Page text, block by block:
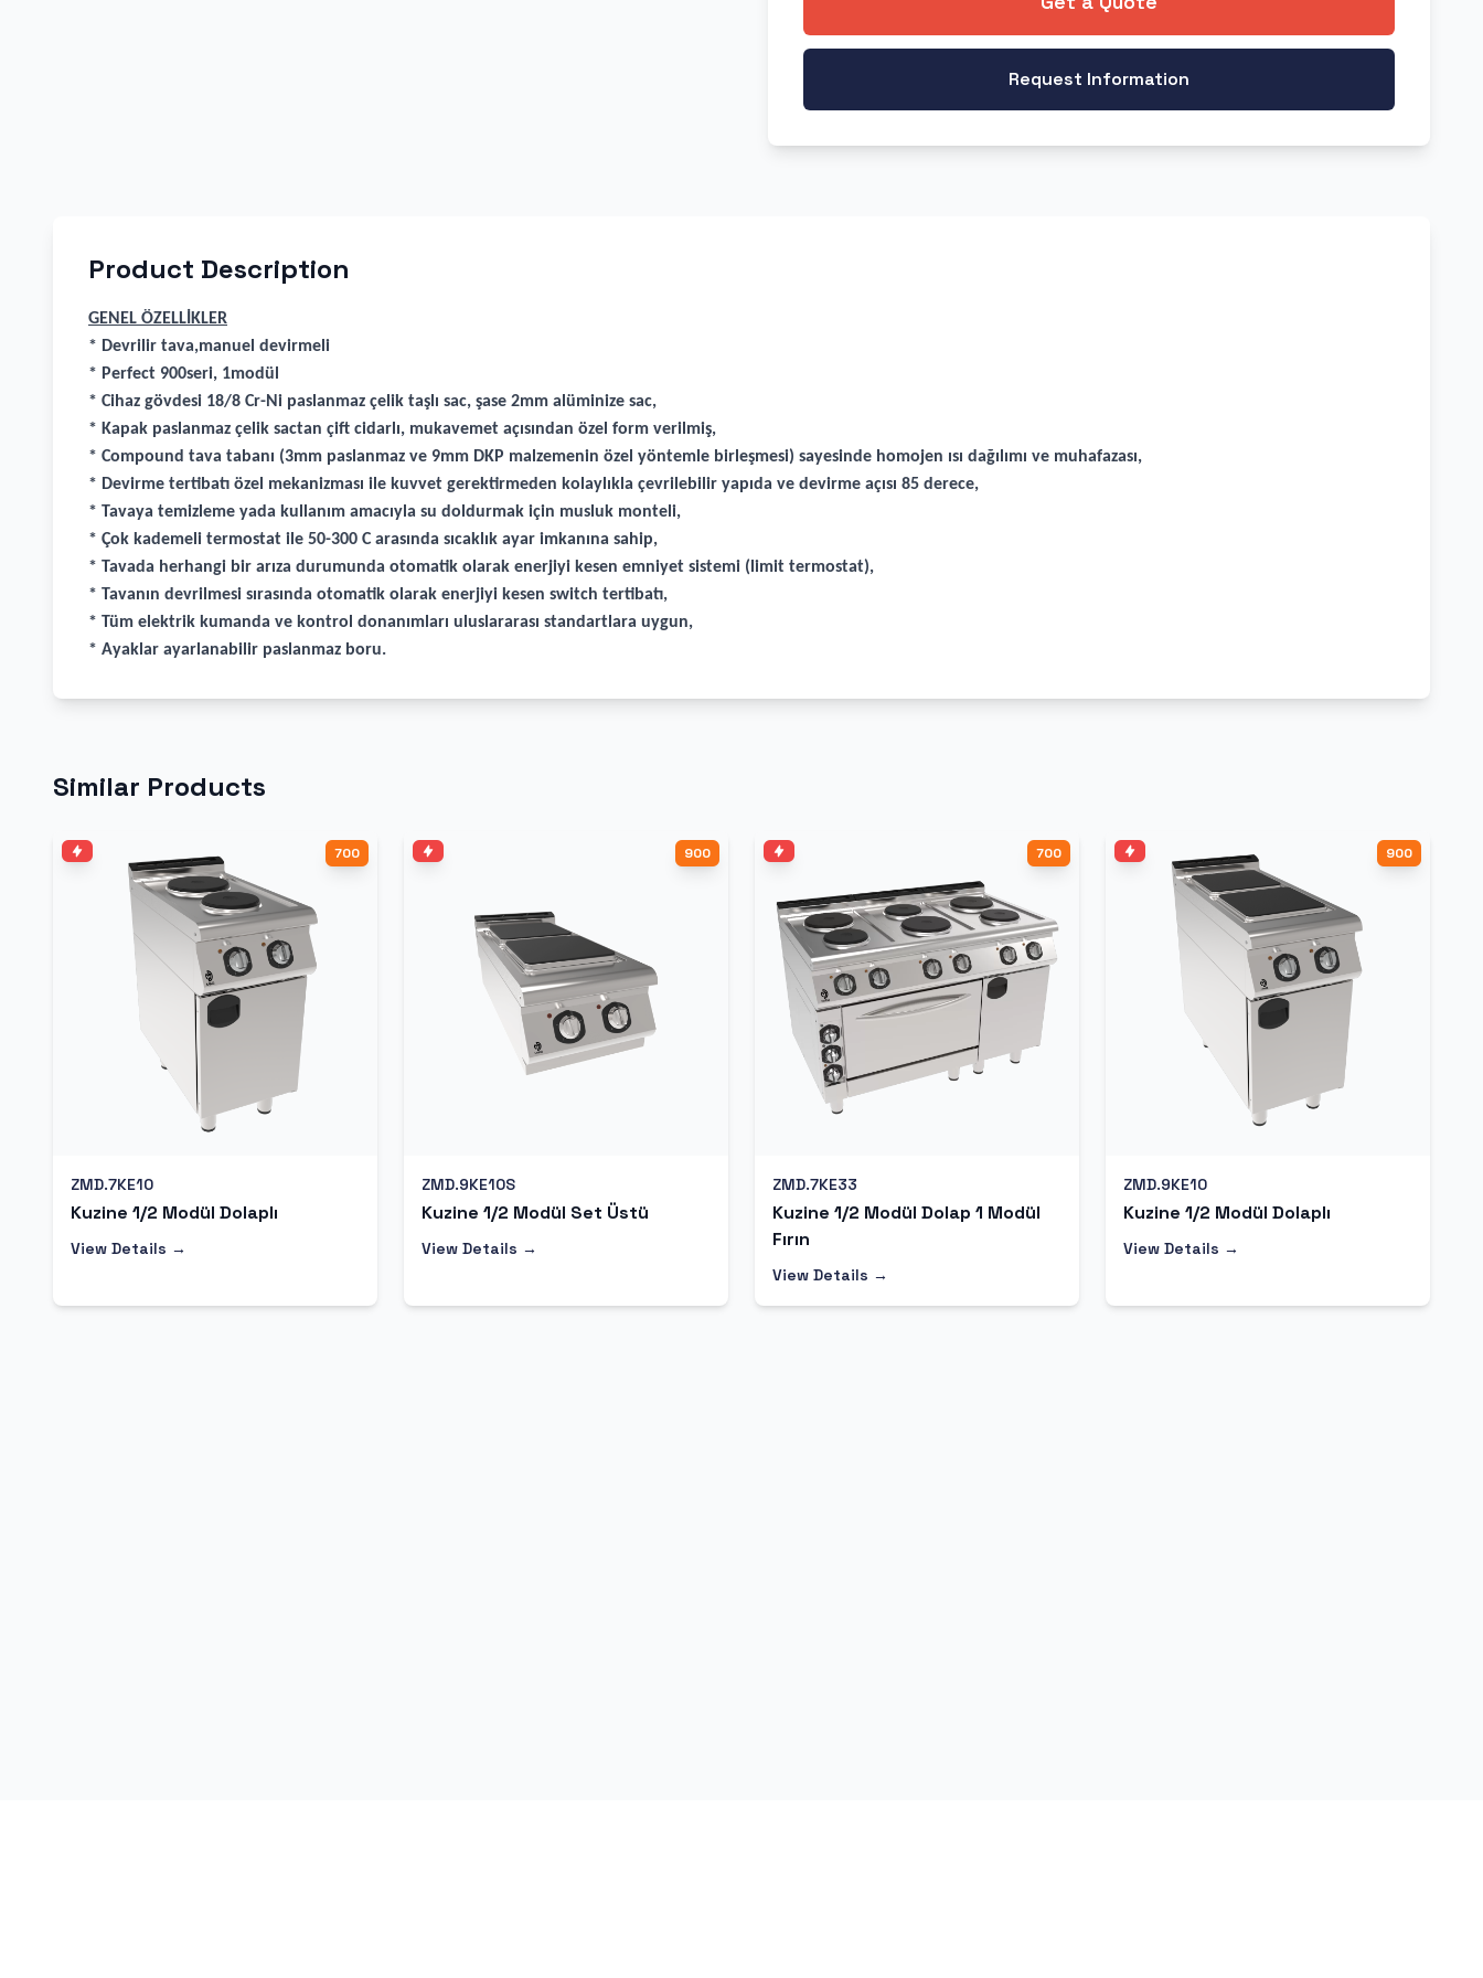
Request Information
Product Description
GENEL ÖZELLİKLER
* Devrilir tava,manuel devirmeli
* Perfect 900seri, 1modül
* Cihaz gövdesi 18/8 Cr-Ni paslanmaz çelik taşlı sac, şase 2mm alüminize sac,
* Kapak paslanmaz çelik sactan çift cidarlı, mukavemet açısından özel form verilmiş,
* Compound tava tabanı (3mm paslanmaz ve 9mm DKP malzemenin özel yöntemle birleşmesi) sayesinde homojen ısı dağılımı ve muhafazası,
* Devirme tertibatı özel mekanizması ile kuvvet gerektirmeden kolaylıkla çevrilebilir yapıda ve devirme açısı 85 derece,
* Tavaya temizleme yada kullanım amacıyla su doldurmak için musluk monteli,
* Çok kademeli termostat ile 50-300 C arasında sıcaklık ayar imkanına sahip,
* Tavada herhangi bir arıza durumunda otomatik olarak enerjiyi kesen emniyet sistemi (limit termostat),
* Tavanın devrilmesi sırasında otomatik olarak enerjiyi kesen switch tertibatı,
* Tüm elektrik kumanda ve kontrol donanımları uluslararası standartlara uygun,
* Ayaklar ayarlanabilir paslanmaz boru.
Similar Products
700
ZMD.7KE10
Kuzine 1/2 Modül Dolaplı
View Details →
900
ZMD.9KE10S
Kuzine 1/2 Modül Set Üstü
View Details →
700
ZMD.7KE33
Kuzine 1/2 Modül Dolap 1 Modül
Fırın
View Details →
900
ZMD.9KE10
Kuzine 1/2 Modül Dolaplı
View Details →